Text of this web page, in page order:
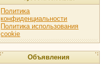
Политика
конфиденциальности
Политика использования
cookie
Объявления